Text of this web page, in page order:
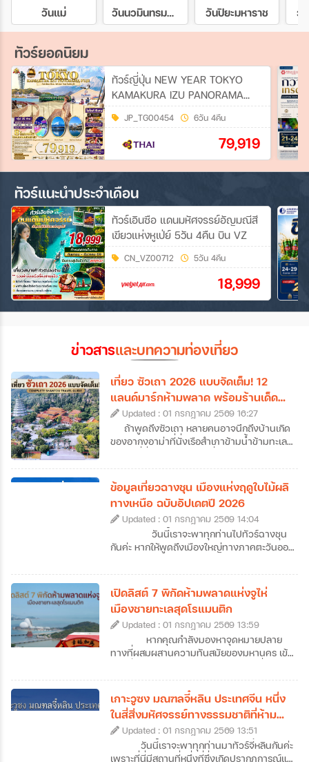
วันแม่ วันนวมินทรมหาราช วันปิยะมหาราช วั
ทัวร์ยอดนิยม
ทัวร์ญี่ปุ่น NEW YEAR TOKYO
KAMAKURA IZU PANORAMA
FUJI 6วัน 4คืน (TG)
JP_TG00454 6วัน 4คืน
79,919
ทัวร์แนะนำประจำเดือน
ทัวร์เอินซือ แดนมหัศจรรย์อัญมณีสี
เขียวแห่งหูเป่ย์ 5วัน 4คืน บิน VZ
CN_VZ00712 5วัน 4คืน
18,999
ข่าวสารและบทความท่องเที่ยว
เที่ยว ซัวเถา 2026 แบบจัดเต็ม! 12
แลนด์มาร์กห้ามพลาด พร้อมร้านเด็ด
และที่พักดัง
Updated : 01 กรกฎาคม 2569 16:27
ถ้าพูดถึงซัวเถา หลายคนอาจนึกถึงบ้านเกิด
ของอากงอาม่าที่นั่งเรือสำเภาข้ามน้ำข้ามทะเล
แต้จิ๋วเคยลงเรือมาตั้งรกรากในไทย แต่ปัจจุบัน
ซัวเถาไม่ได้เป็นเพียงแค่จุดเริ่มต้นของการ
อพยพมายังเมืองไทย เพราะซัวเถาคือดินแดน
ของวัฒนธรรมแต้จิ๋วแท้ ๆ ที่มีทั้งวัดโบราณ
อายุนับร้อยปี ถนนเก่าที่เต็มไปด้วยกลิ่นอาย
ประวัติศาสตร์ อาหารพื้นเมืองรสเลิศ ศาลเจ้า
ศักดิ์สิทธิ์ รวมไปถึงฮวงจุ้ยของเมืองที่ดีเยี่ยม
องค์ที่คนไทยรู้จักกันดี จึงไม่น่าแปลกใจที่สายมู
สายบุญ และนักท่องเที่ยวที่อยากสัมผัสจีนแบบ
โลคอลจะหลงรักที่นี่ได้ไม่ยาก ซึ่งวันนี้เราก็จะพา
ทุกคนไปทัวร์ซัวเถากันแบบจัดเต็ม ที่มีทั้งข้อมูล
เที่ยวซัวเถา 12 ที่เที่ยวไฮไลต์ พร้อมลิสต์ร้าน
เด็ดและที่พักมาแนะนำไว้ให้ครบ ให้เราสามารถ
วางแผนเที่ยวกันได้ง่าย ๆ แบบครบจบในที่
ข้อมูลเที่ยวฉางชุน เมืองแห่งฤดูใบไม้ผลิ
ทางเหนือ ฉบับอัปเดตปี 2026
Updated : 01 กรกฎาคม 2569 14:04
วันนี้เราจะพาทุกท่านไปทัวร์ฉางชุน
กันค่ะ หากให้พูดถึงเมืองใหญ่ทางภาคตะวันออก
หิมะขาวโพลนและอากาศหนาวจัด แต่ฉางชุน
เป็นเมืองที่ได้รับฉายาว่า “เมืองแห่งฤดูใบไม้ผลิ
แห่งภาคเหนือ” ความพิเศษของเมืองนี้คืออะไร?
ทำไมถึงได้รับการขนานนามว่าเป็นเมืองแห่งฤดู
ใบไม้ผลิแห่งภาคเหนือ วันนี้เราจะพาไปหาคำ
ตอบกันค่ะ นอกจากนี้เราก็ยังทำการรวบรวม
ข้อมูลเที่ยวฉางชุนฉบับอัปเดตปี 2026 ที่จะพา
ฉางชุนแบบครบทุกมิติ ไม่ว่าจะเป็นแลนด์มาร์ก
สำคัญ แหล่งพักผ่อน หรือย่านไลฟ์สไตล์มาฝาก
กันด้วย ว่าแล้วก็เตรียมตัวออกเดินทางไปเยือน
เมืองหลวงแห่งมณฑลจี๋หลินที่ฉางชุนกันได้เลย
ค่ะ
เปิดลิสต์ 7 พิกัดห้ามพลาดแห่งจูไห่
เมืองชายทะเลสุดโรแมนติก
Updated : 01 กรกฎาคม 2569 13:59
หากคุณกำลังมองหาจุดหมายปลาย
ทางที่ผสมผสานความทันสมัยของมหานคร เข้า
วางแผนมาทัวร์จูไห่คือคำตอบที่ไม่ควรมองข้าม
เลยค่ะ เมืองชายฝั่งทะเลแห่งนี้ไม่ได้มีดีแค่เป็น
เขตเศรษฐกิจพิเศษที่คึกคัก แต่ยังมีเสน่ห์เฉพาะ
ตัวด้วยถนนสายยาวเลียบหาด สวนสาธารณะ
เขียวขจีที่แทรกตัวอยู่ทุกมุมเมือง และ
บรรยากาศที่ดูผ่อนคลายกว่าเมืองใหญ่ข้าง
เคียงอย่างกวางโจวหรือเซินเจิ้น ถึงแม้ว่าหลาย
เกาะวูซง มณฑลจี๋หลิน ประเทศจีน หนึ่ง
ในสี่สิ่งมหัศจรรย์ทางธรรมชาติที่ห้าม
พลาดของจีน
Updated : 01 กรกฎาคม 2569 13:51
วันนี้เราจะพาทุกท่านมาทัวร์จี๋หลินกันค่ะ
เพราะที่นี่มีสถานที่หนึ่งที่ซึ่งเกิดปรากฏการณ์แม่